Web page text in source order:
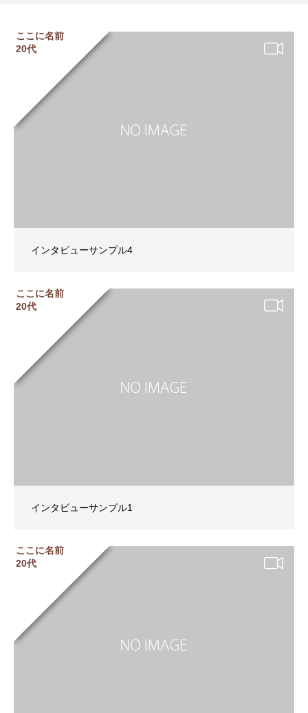
ここに名前
20代
インタビューサンプル4
ここに名前
20代
インタビューサンプル1
ここに名前
20代